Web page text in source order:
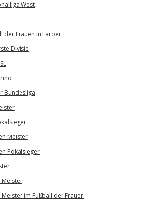
West
der Frauen in Färöer
Divisie
Bundesliga
Meister
Pokalsieger
Meister
im Fußball der Frauen